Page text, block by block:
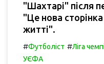
"Шахтарі" після
"Це нова
житті".
#Футболіст #Ліга
УЄФА